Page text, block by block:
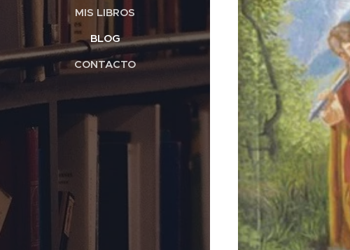
MIS LIBROS
BLOG
CONTACTO